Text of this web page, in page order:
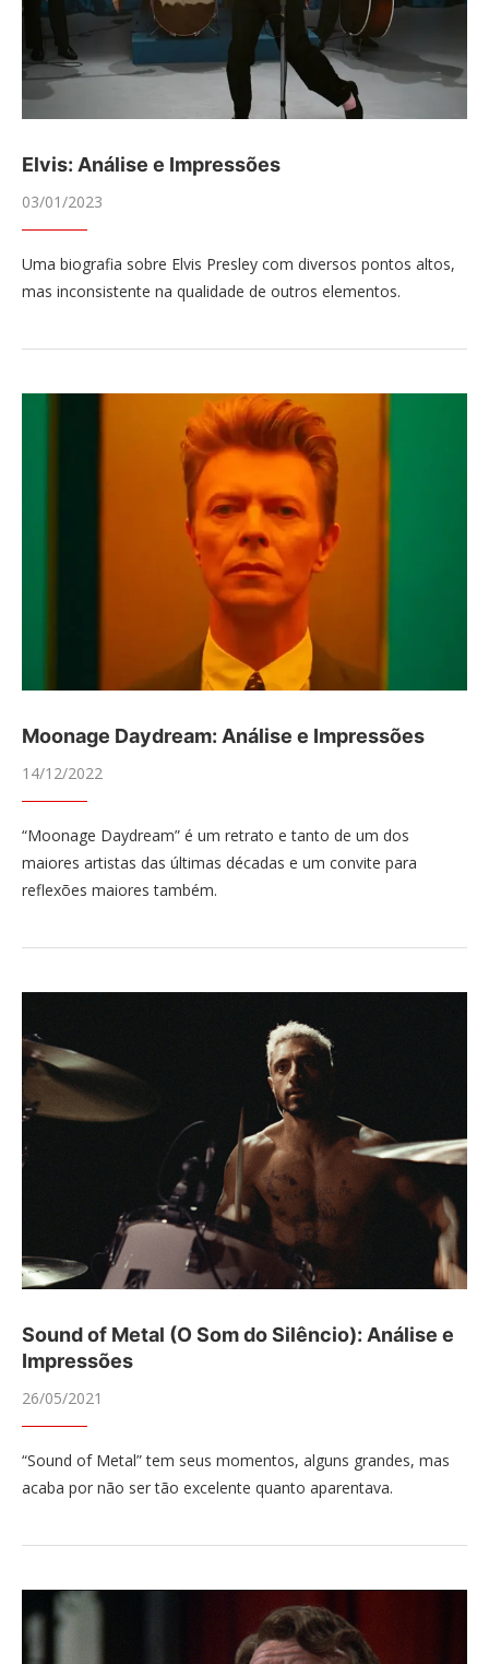
Elvis: Análise e Impressões
03/01/2023
Uma biografia sobre Elvis Presley com diversos pontos altos,
mas inconsistente na qualidade de outros elementos.
Moonage Daydream: Análise e Impressões
14/12/2022
“Moonage Daydream” é um retrato e tanto de um dos
maiores artistas das últimas décadas e um convite para
reflexões maiores também.
Sound of Metal (O Som do Silêncio): Análise e
Impressões
26/05/2021
“Sound of Metal” tem seus momentos, alguns grandes, mas
acaba por não ser tão excelente quanto aparentava.